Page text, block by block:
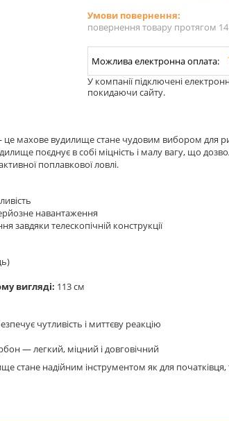
повернення товару протягом 14
У компанії підключені
покидаючи сайту.
махове вудилище стане чудовим вибором для
поєднує в собі міцність і малу вагу, що
поплавкової ловлі.
навантаження
завдяки телескопічній конструкції
вигляді: 113 см
чутливість і миттєву реакцію
— легкий, міцний і довговічний
стане надійним інструментом як для початківця,